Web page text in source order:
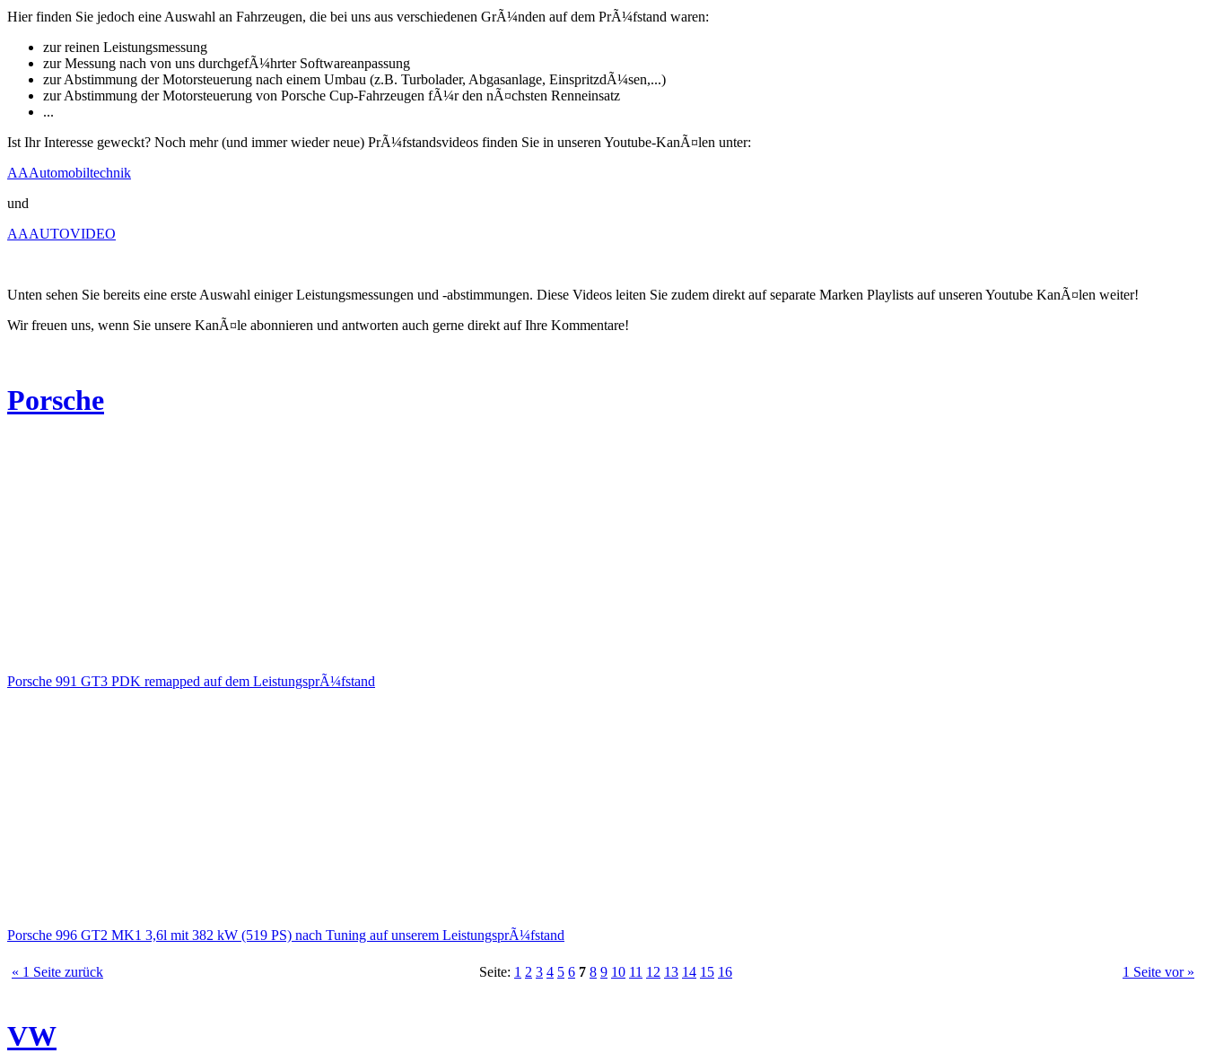
Hier finden Sie jedoch eine Auswahl an Fahrzeugen, die bei uns aus verschiedenen GrÃ¼nden auf dem PrÃ¼fstand waren:
zur reinen Leistungsmessung
zur Messung nach von uns durchgefÃ¼hrter Softwareanpassung
zur Abstimmung der Motorsteuerung nach einem Umbau (z.B. Turbolader, Abgasanlage, EinspritzdÃ¼sen,...)
zur Abstimmung der Motorsteuerung von Porsche Cup-Fahrzeugen fÃ¼r den nÃ¤chsten Renneinsatz
...
Ist Ihr Interesse geweckt? Noch mehr (und immer wieder neue) PrÃ¼fstandsvideos finden Sie in unseren Youtube-KanÃ¤len unter:
AAAutomobiltechnik
und
AAAUTOVIDEO
Unten sehen Sie bereits eine erste Auswahl einiger Leistungsmessungen und -abstimmungen. Diese Videos leiten Sie zudem direkt auf separate Marken Playlists auf unseren Youtube KanÃ¤len weiter!
Wir freuen uns, wenn Sie unsere KanÃ¤le abonnieren und antworten auch gerne direkt auf Ihre Kommentare!
Porsche
Porsche 991 GT3 PDK remapped auf dem LeistungsprÃ¼fstand
Porsche 996 GT2 MK1 3,6l mit 382 kW (519 PS) nach Tuning auf unserem LeistungsprÃ¼fstand
« 1 Seite zurück Seite: 1 2 3 4 5 6 7 8 9 10 11 12 13 14 15 16 1 Seite vor »
VW